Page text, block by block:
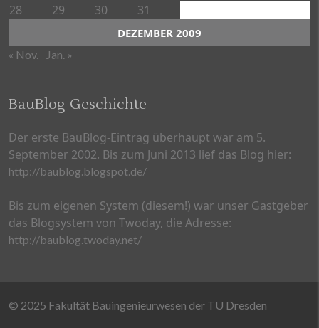
DEZEMBER 2009
28
29 30 31
« Nov. Jan. »
BauBlog-Geschichte
Der erste BauBlog-Eintrag überhaupt war am 5.
September 2002. Bis zum Juni 2013 lief das Blog hier:
http://baublog.blogspot.de/
Bis zum eigenen System (diesem!) war unser Gastgeber
das Blogsystem von Twoday, die Adresse:
http://baublog.twoday.net/
© 2025 Fakultät Bauingenieurwesen der TU Dresden